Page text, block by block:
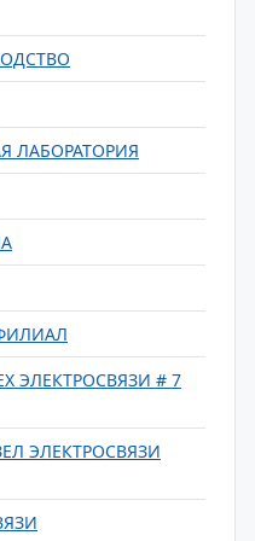
ЛАБОРАТОРИЯ
ЭЛЕКТРОСВЯЗИ # 7
ЭЛЕКТРОСВЯЗИ